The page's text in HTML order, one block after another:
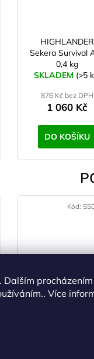
Dalším
Více
HIGHLANDER
Sekera Survival
0,4 kg
SKLADEM (>5
876 Kč bez DPH
1 060 Kč
DO KOŠÍKU
HIGHLANDER
Wolverine
Kód: